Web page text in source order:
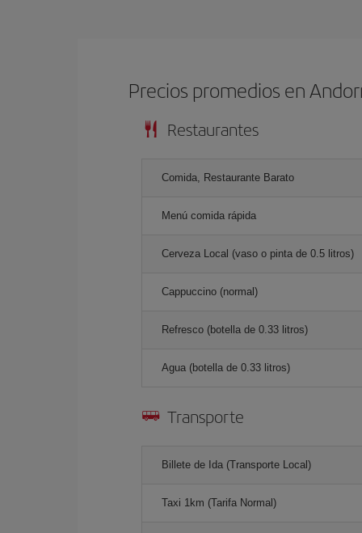
Precios promedios en
Restaurantes
Comida, Restaurante Barato
Menú comida rápida
Cerveza Local (vaso o pinta de 0.5 litros)
Cappuccino (normal)
Refresco (botella de 0.33 litros)
Agua (botella de 0.33 litros)
Transporte
Billete de Ida (Transporte Local)
Taxi 1km (Tarifa Normal)